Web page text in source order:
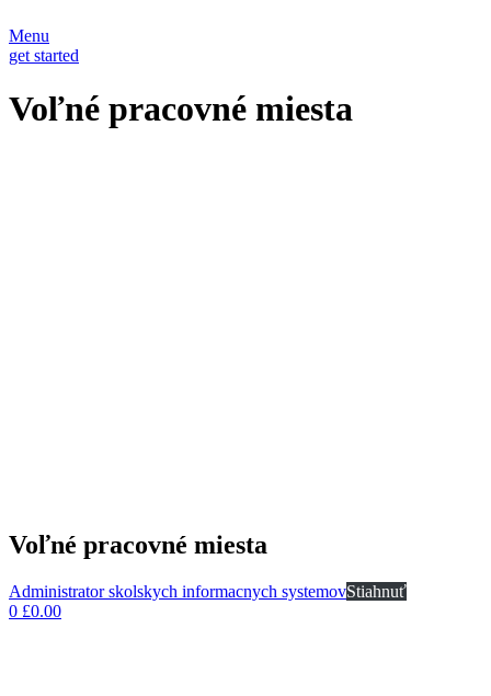
Menu
get started
Voľné pracovné miesta
Voľné pracovné miesta
Administrator skolskych informacnych systemovStiahnuť
0 £0.00